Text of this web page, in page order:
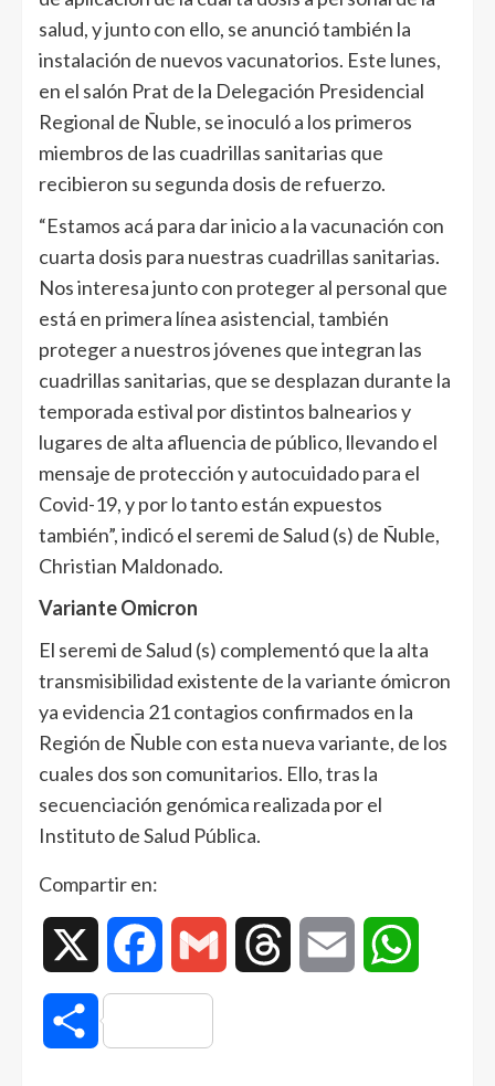
salud, y junto con ello, se anunció también la
instalación de nuevos vacunatorios. Este lunes,
en el salón Prat de la Delegación Presidencial
Regional de Ñuble, se inoculó a los primeros
miembros de las cuadrillas sanitarias que
recibieron su segunda dosis de refuerzo.
“Estamos acá para dar inicio a la vacunación con
cuarta dosis para nuestras cuadrillas sanitarias.
Nos interesa junto con proteger al personal que
está en primera línea asistencial, también
proteger a nuestros jóvenes que integran las
cuadrillas sanitarias, que se desplazan durante la
temporada estival por distintos balnearios y
lugares de alta afluencia de público, llevando el
mensaje de protección y autocuidado para el
Covid-19, y por lo tanto están expuestos
también”, indicó el seremi de Salud (s) de Ñuble,
Christian Maldonado.
Variante Omicron
El seremi de Salud (s) complementó que la alta
transmisibilidad existente de la variante ómicron
ya evidencia 21 contagios confirmados en la
Región de Ñuble con esta nueva variante, de los
cuales dos son comunitarios. Ello, tras la
secuenciación genómica realizada por el
Instituto de Salud Pública.
Compartir en:
Facebook Gmail Threads Email
Compartir